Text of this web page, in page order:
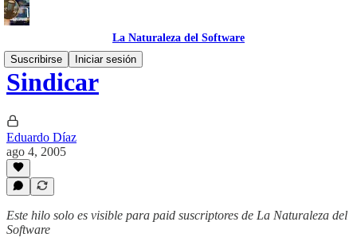
La Naturaleza del Software
Suscribirse
Iniciar sesión
Sindicar
Eduardo Díaz
ago 4, 2005
Este hilo solo es visible para paid suscriptores de La Naturaleza del
Software